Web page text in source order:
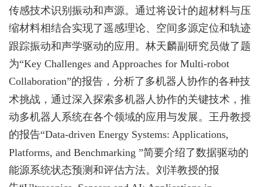
传感技术识别振动和声源。通过将设计的超材料与压
缩材料相结合实现了遥感理论、空间多源定位和轨迹
跟踪振动和声学驱动的应用。林天麟副研究员做了题
为“Key Challenges and Approaches for Multi-robot
Collaboration”的报告，分析了多机器人协作的各种技
术挑战，通过深入探索多机器人协作的关键技术，推
动多机器人系统在各个领域的应用与发展。王丹教授
的报告“Data-driven Energy Systems: Applications,
Platforms, and Benchmarking ”简要介绍了数据驱动的
能源系统状态预测和评估方法。刘洋教授的报